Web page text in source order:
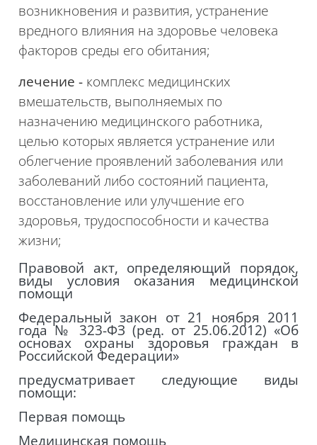
возникновения и развития, устранение
вредного влияния на здоровье человека
факторов среды его обитания;
лечение - комплекс медицинских
вмешательств, выполняемых по
назначению медицинского работника,
целью которых является устранение или
облегчение проявлений заболевания или
заболеваний либо состояний пациента,
восстановление или улучшение его
здоровья, трудоспособности и качества
жизни;
Правовой акт, определяющий порядок,
виды условия оказания медицинской
помощи
Федеральный закон от 21 ноября 2011
года № 323-ФЗ (ред. от 25.06.2012) «Об
основах охраны здоровья граждан в
Российской Федерации»
предусматривает следующие виды
помощи:
Первая помощь
Медицинская помощь